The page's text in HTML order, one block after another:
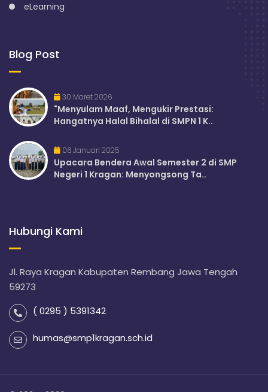
eLearning
Blog Post
30 Maret 2026
"Menyulam Maaf, Mengukir Prestasi:
Hangatnya Halal Bihalal di SMPN 1 K..
06 Januari 2025
Upacara Bendera Awal Semester 2 di SMP
Negeri 1 Kragan: Menyongsong Ta..
Hubungi Kami
Jl. Raya Kragan Kabupaten Rembang Jawa Tengah
59273
( 0295 ) 5391342
humas@smp1kragan.sch.id